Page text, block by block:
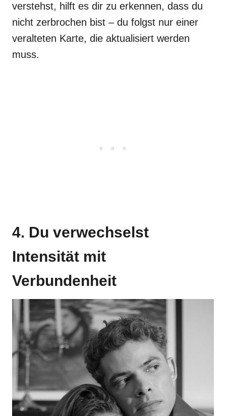
verstehst, hilft es dir zu erkennen, dass du
nicht zerbrochen bist – du folgst nur einer
veralteten Karte, die aktualisiert werden
muss.
4. Du verwechselst
Intensität mit
Verbundenheit